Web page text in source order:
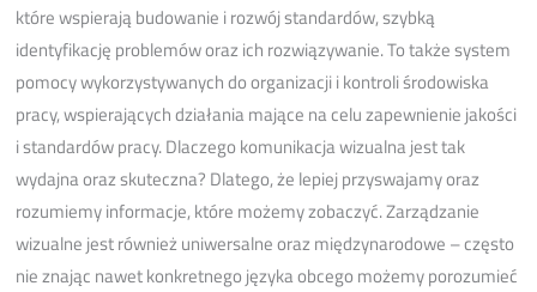
które wspierają budowanie i rozwój standardów, szybką
identyfikację problemów oraz ich rozwiązywanie. To także system
pomocy wykorzystywanych do organizacji i kontroli środowiska
pracy, wspierających działania mające na celu zapewnienie jakości
i standardów pracy. Dlaczego komunikacja wizualna jest tak
wydajna oraz skuteczna? Dlatego, że lepiej przyswajamy oraz
rozumiemy informacje, które możemy zobaczyć. Zarządzanie
wizualne jest również uniwersalne oraz międzynarodowe – często
nie znając nawet konkretnego języka obcego możemy porozumieć